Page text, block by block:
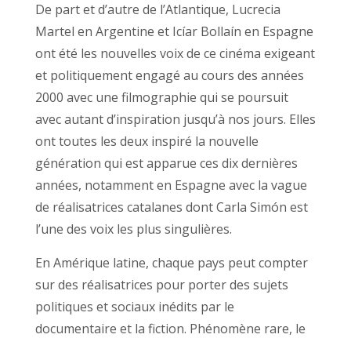
De part et d’autre de l’Atlantique, Lucrecia
Martel en Argentine et Icíar Bollaín en Espagne
ont été les nouvelles voix de ce cinéma exigeant
et politiquement engagé au cours des années
2000 avec une filmographie qui se poursuit
avec autant d’inspiration jusqu’à nos jours. Elles
ont toutes les deux inspiré la nouvelle
génération qui est apparue ces dix dernières
années, notamment en Espagne avec la vague
de réalisatrices catalanes dont Carla Simón est
l’une des voix les plus singulières.
En Amérique latine, chaque pays peut compter
sur des réalisatrices pour porter des sujets
politiques et sociaux inédits par le
documentaire et la fiction. Phénomène rare, le